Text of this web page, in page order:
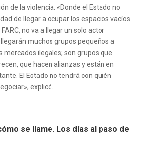
de la violencia. «Donde el Estado no
de llegar a ocupar los espacios vacíos
no va a llegar un solo actor
muchos grupos pequeños a
mercados ilegales; son grupos que
que hacen alianzas y están en
El Estado no tendrá con quién
explicó.
se llame. Los días al paso de